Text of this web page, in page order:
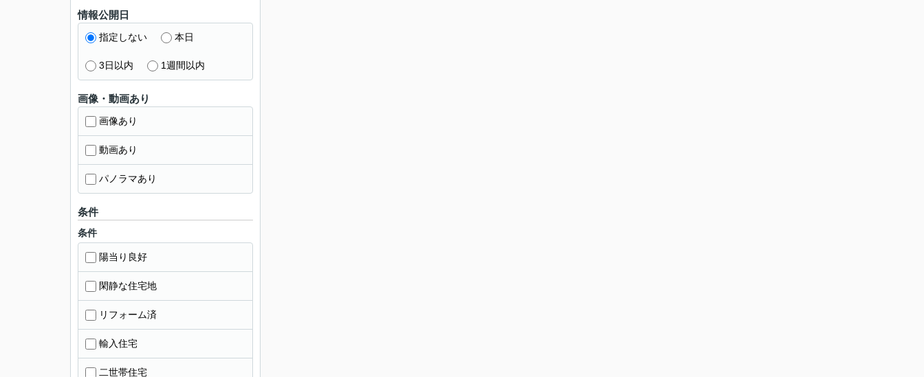
情報公開日
指定しない 本日
3日以内 1週間以内
画像・動画あり
画像あり
動画あり
パノラマあり
条件
条件
陽当り良好
閑静な住宅地
リフォーム済
輸入住宅
二世帯住宅